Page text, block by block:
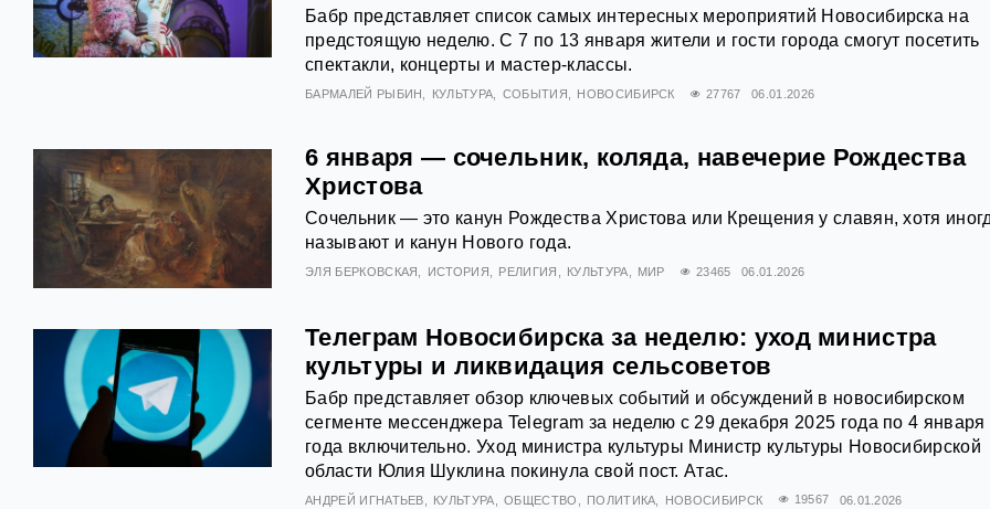
Бабр представляет список самых интересных мероприятий Новосибирска на
предстоящую неделю. С 7 по 13 января жители и гости города смогут посетить
спектакли, концерты и мастер-классы.
БАРМАЛЕЙ РЫБИН КУЛЬТУРА СОБЫТИЯ НОВОСИБИРСК 27767 06.01.2026
6 января — сочельник, коляда, навечерие Рождества
Христова
Сочельник — это канун Рождества Христова или Крещения у славян, хотя
называют и канун Нового года.
ЭЛЯ БЕРКОВСКАЯ ИСТОРИЯ РЕЛИГИЯ КУЛЬТУРА МИР 23465 06.01.2026
Телеграм Новосибирска за неделю: уход министра
культуры и ликвидация сельсоветов
Бабр представляет обзор ключевых событий и обсуждений в новосибирском
сегменте мессенджера Telegram за неделю с 29 декабря 2025 года по 4 января
года включительно. Уход министра культуры Министр культуры Новосибирской
области Юлия Шуклина покинула свой пост. Атас.
АНДРЕЙ ИГНАТЬЕВ КУЛЬТУРА ОБЩЕСТВО ПОЛИТИКА НОВОСИБИРСК 19567 06.01.2026